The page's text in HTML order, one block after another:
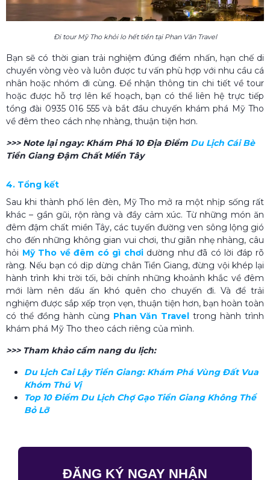
Đi tour Mỹ Tho khỏi lo hết tiền tại Phan Văn Travel
Bạn sẽ có thời gian trải nghiệm đúng điểm nhấn, hạn chế di
chuyển vòng vèo và luôn được tư vấn phù hợp với nhu cầu cá
nhân hoặc nhóm đi cùng. Để nhận thông tin chi tiết về tour
hoặc được hỗ trợ lên kế hoạch, bạn có thể liên hệ trực tiếp
tổng đài 0935 016 555 và bắt đầu chuyến khám phá Mỹ Tho
về đêm theo cách nhẹ nhàng, thuận tiện hơn.
>>> Note lại ngay: Khám Phá 10 Địa Điểm Du Lịch Cái Bè​
Tiền Giang Đậm Chất Miền Tây
4. Tổng kết
Sau khi thành phố lên đèn, Mỹ Tho mở ra một nhịp sống rất
khác – gần gũi, rộn ràng và đầy cảm xúc. Từ những món ăn
đêm đậm chất miền Tây, các tuyến đường ven sông lộng gió
cho đến những không gian vui chơi, thư giãn nhẹ nhàng, câu
hỏi Mỹ Tho về đêm có gì chơidường như đã có lời đáp rõ
ràng. Nếu bạn có dịp dừng chân Tiền Giang, đừng vội khép lại
hành trình khi trời tối, bởi chính những khoảnh khắc về đêm
mới làm nên dấu ấn khó quên cho chuyến đi. Và để trải
nghiệm được sắp xếp trọn vẹn, thuận tiện hơn, bạn hoàn toàn
có thể đồng hành cùng Phan Văn Travel trong hành trình
khám phá Mỹ Tho theo cách riêng của mình.
>>> Tham khảo cẩm nang du lịch:
Du Lịch Cai Lậy Tiền Giang: Khám Phá Vùng Đất Vua
Khóm Thú Vị
Top 10 Điểm Du Lịch Chợ Gạo Tiền Giang​ Không Thể
Bỏ Lỡ
ĐĂNG KÝ NGAY NHẬN